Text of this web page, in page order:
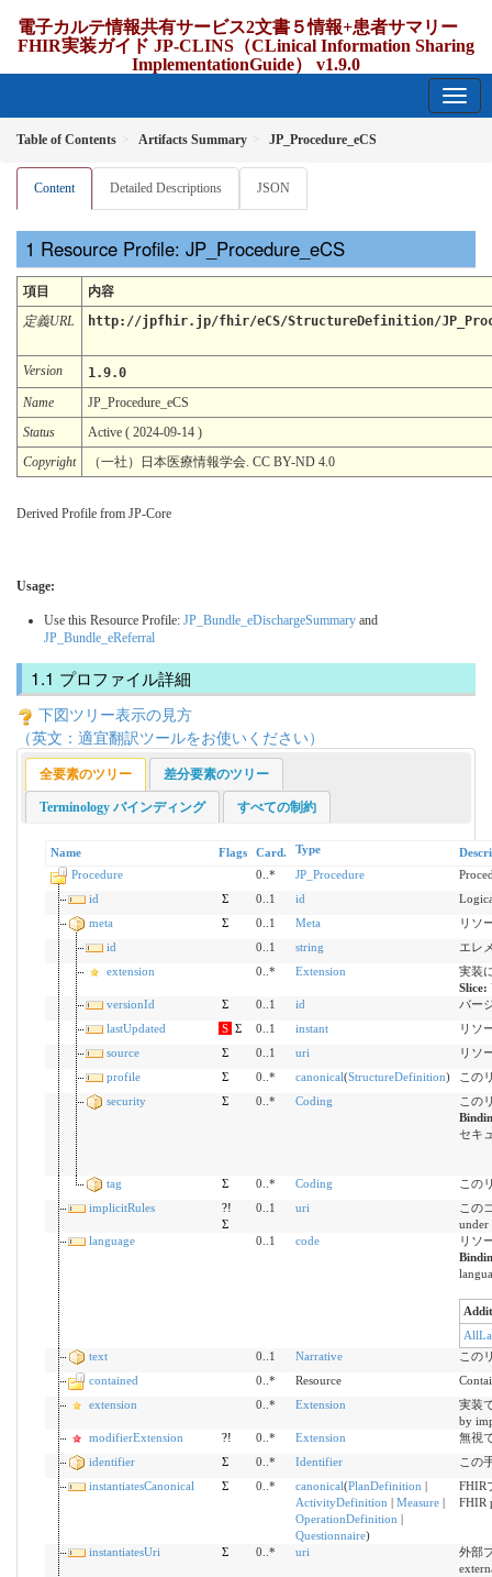
電子カルテ情報共有サービス2文書５情報+患者サマリー
FHIR実装ガイド JP-CLINS（CLinical Information Sharing
ImplementationGuide） v1.9.0
Table of Contents Artifacts Summary JP_Procedure_eCS
Content Detailed Descriptions JSON
Resource Profile: JP_Procedure_eCS
項目
内容
定義URL
http://jpfhir.jp/fhir/eCS/StructureDefinition/
Version
1.9.0
Name
JP_Procedure_eCS
Status
Active ( 2024-09-14 )
Copyright
（一社）日本医療情報学会. CC BY-ND 4.0
Derived Profile from JP-Core
Usage:
Use this Resource Profile: JP_Bundle_eDischargeSummary and
JP_Bundle_eReferral
プロファイル詳細
下図ツリー表示の見方
（英文：適宜翻訳ツールをお使いください）
全要素のツリー 差分要素のツリー
Terminology バインディング すべての制約
Name Flags Card. Type
Procedure
0..* JP_Procedure
id
Σ 0..1 id
meta
Σ 0..1 Meta
リソ
id
0..1 string
エレ
extension
0..* Extension
実装
Slice:
versionId
Σ 0..1 id
バー
lastUpdated
S Σ 0..1 instant
リソ
source
Σ 0..1 uri
リソ
profile
Σ 0..* canonical(StructureDefinition)
この
security
Σ 0..* Coding
この
セキ
tag Σ 0..* Coding
この
implicitRules
?!
Σ
0..1 uri
この
under
language
0..1 code
リソ
text
0..1 Narrative
この
contained
0..* Resource
extension
0..* Extension
実装
by
modifierExtension
?! 0..* Extension
無視
identifier
Σ 0..* Identifier
この
instantiatesCanonical
Σ 0..* canonical(PlanDefinition
ActivityDefinition
Measure|
OperationDefinition
Questionnaire)
FHIR
FHIR
instantiatesUri Σ 0..* uri
外部